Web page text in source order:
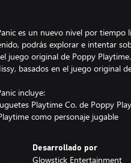
es un nuevo nivel por
podrás explorar e intentar
juego original de Poppy
basados ​​en el juego original
incluye:
Playtime Co. de Poppy
como personaje jugable
Desarrollado por
Glowstick Entertainment